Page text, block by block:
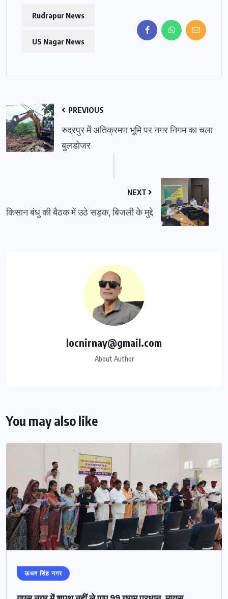
Rudrapur News
US Nagar News
PREVIOUS
रुद्रपुर में अतिक्रमण भूमि पर नगर निगम का चला
बुलडोजर
NEXT
किसान बंधु की बैठक में उठे सड़क, बिजली के मुद्दे
locnirnay@gmail.com
About Author
You may also like
ऊधम सिंह नगर